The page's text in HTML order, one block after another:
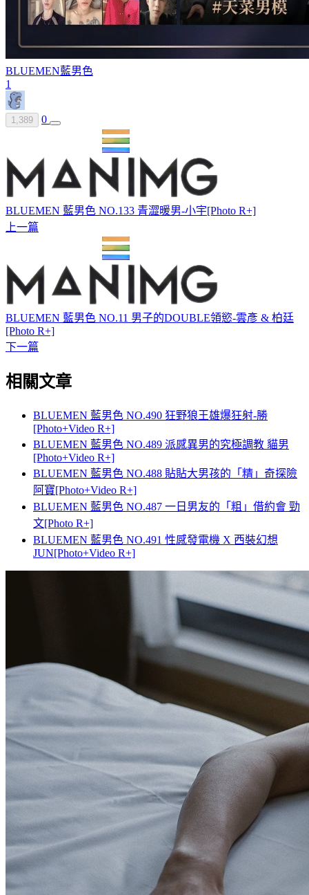
BLUEMEN藍男色
1
1,389 0
BLUEMEN 藍男色 NO.133 青澀暖男-小宇[Photo R+]
上一篇
BLUEMEN 藍男色 NO.11 男子的DOUBLE領慾-雲彥 & 柏廷
[Photo R+]
下一篇
相關文章
BLUEMEN 藍男色 NO.490 狂野狼王雄爆狂射-勝
[Photo+Video R+]
BLUEMEN 藍男色 NO.489 派感異男的究極調教 貓男
[Photo+Video R+]
BLUEMEN 藍男色 NO.488 貼貼大男孩的「精」奇探險
阿寶[Photo+Video R+]
BLUEMEN 藍男色 NO.487 一日男友的「粗」借約會 勁
文[Photo R+]
BLUEMEN 藍男色 NO.491 性感發電機 X 西裝幻想
JUN[Photo+Video R+]